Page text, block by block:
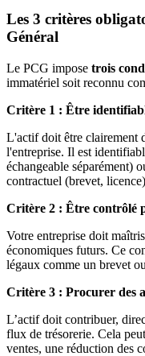
Les 3 critères
Général
Le PCG impose trois
immatériel soit reconnu
Critère 1 : Être
L'actif doit être clairement
l'entreprise. Il est
échangeable séparément)
contractuel (brevet,
Critère 2 : Être contrôlé
Votre entreprise doit
économiques futurs. Ce
légaux comme un brevet
Critère 3 : Procurer des
L’actif doit contribuer,
flux de trésorerie. Cela
ventes, une réduction des